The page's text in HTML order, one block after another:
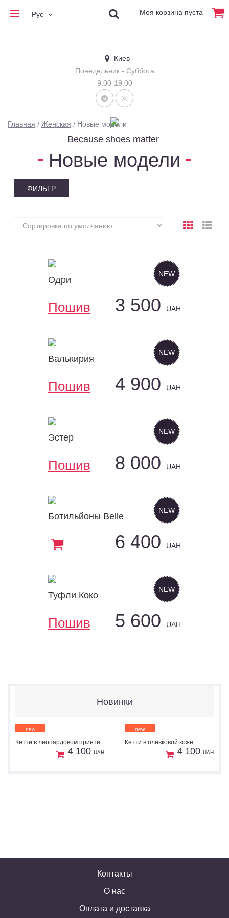
Понедельник - Суббота
9.00-19.00
Рус
Киев
Because shoes matter
Моя корзина пуста
Главная Женская Новые модели
Новые модели
ФИЛЬТР
NEW
Размер:
Пошив
Одри
3 500 UAH
Пошив
NEW
1
Валькирия
4 900 UAH
Пошив
NEW
Размер:
Пошив
Эстер
8 000 UAH
Пошив
NEW
Размер:
Купить
Ботильйоны Belle
6 400 UAH
NEW
Размер:
Пошив
Туфли Коко
5 600 UAH
Пошив
Новинки
new
1 Пошив
Кетти в леопардовом принте
4 100 UAH
new
1 Пошив
Кетти в оливковой коже
4 100 UAH
Контакты
О нас
Оплата и доставка